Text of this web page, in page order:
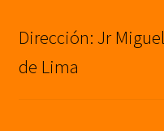
Dirección: Jr
de Lima